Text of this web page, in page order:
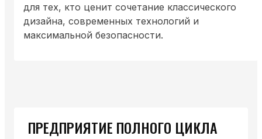
для тех, кто ценит сочетание классического
дизайна, современных технологий и
максимальной безопасности.
ПРЕДПРИЯТИЕ ПОЛНОГО ЦИКЛА